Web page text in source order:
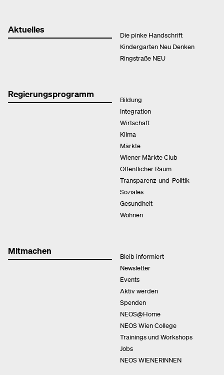
Aktuelles
Die pinke Handschrift
Kindergarten Neu Denken
Ringstraße NEU
Regierungsprogramm
Bildung
Integration
Wirtschaft
Klima
Märkte
Wiener Märkte Club
Öffentlicher Raum
Transparenz-und-Politik
Soziales
Gesundheit
Wohnen
Mitmachen
Bleib informiert
Newsletter
Events
Aktiv werden
Spenden
NEOS@Home
NEOS Wien College
Trainings und Workshops
Jobs
NEOS WIENERINNEN